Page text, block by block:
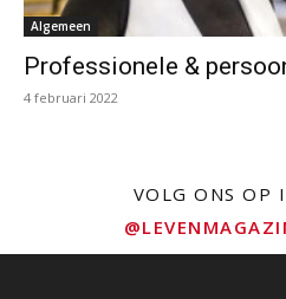
Algemeen
Professionele &
4 februari 2022
VOLG ONS OP